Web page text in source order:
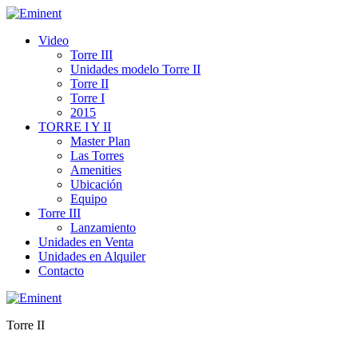
Video
Torre III
Unidades modelo Torre II
Torre II
Torre I
2015
TORRE I Y II
Master Plan
Las Torres
Amenities
Ubicación
Equipo
Torre III
Lanzamiento
Unidades en Venta
Unidades en Alquiler
Contacto
Torre II